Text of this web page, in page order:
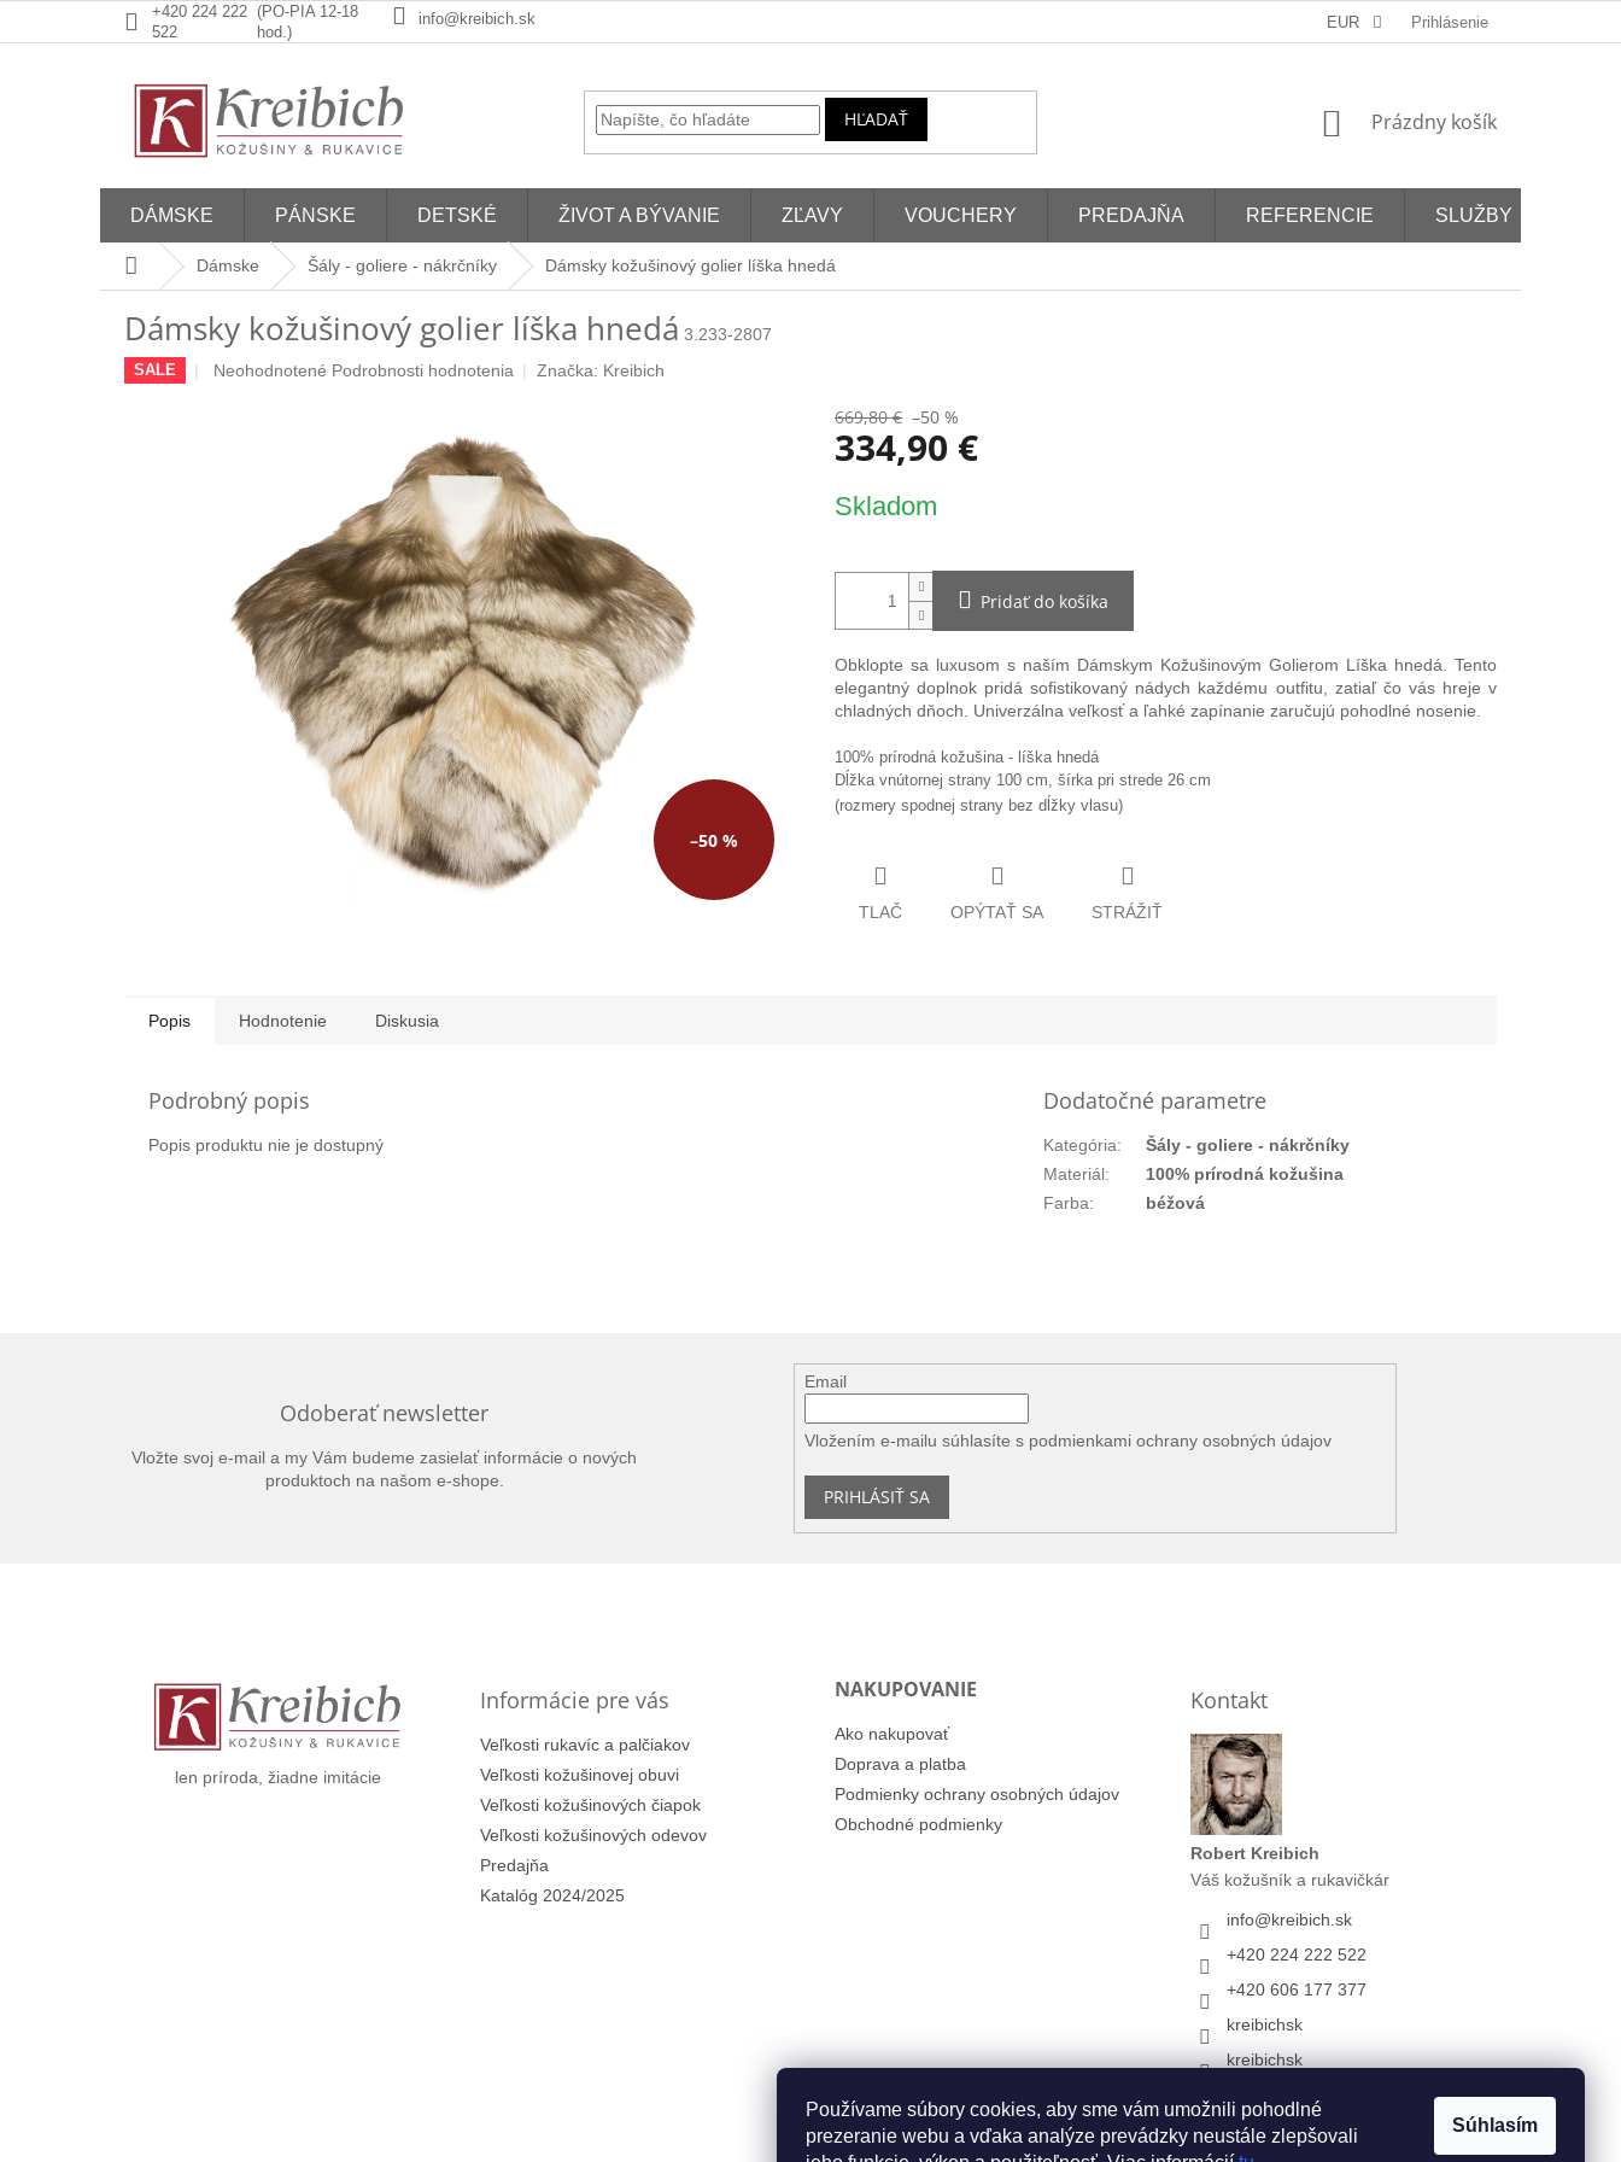
Používame súbory cookies, aby sme vám umožnili pohodlné
prezeranie webu a vďaka analýze prevádzky neustále zlepšovali
Súhlasím
+420 224 222
522
(PO-PIA 12-18
hod.)
info@kreibich.sk EUR Prihlásenie
HĽADAŤ
NÁKUPNÝ
Prázdny košík
DÁMSKE PÁNSKE DETSKÉ ŽIVOT A BÝVANIE ZĽAVY VOUCHERY PREDAJŇA REFERENCIE SLUŽBY
DomovDámske Šály - goliere - nákrčníky Dámsky kožušinový golier líška hnedá
Dámsky kožušinový golier líška hnedá 3.233-2807
SALE
Priemerné
Neohodnotené Podrobnosti hodnotenia Značka: Kreibich
–50 %
669,80 € –50 %
334,90 €
cena:
Skladom
Pridať do košíka
Obklopte sa luxusom s naším Dámskym Kožušinovým Golierom Líška hnedá. Tento
elegantný doplnok pridá sofistikovaný nádych každému outfitu, zatiaľ čo vás hreje v
chladných dňoch. Univerzálna veľkosť a ľahké zapínanie zaručujú pohodlné nosenie.
100% prírodná kožušina - líška hnedá
Dĺžka vnútornej strany 100 cm, šírka pri strede 26 cm
(rozmery spodnej strany bez dĺžky vlasu)
TLAČ OPÝTAŤ SA STRÁŽIŤ
Popis Hodnotenie Diskusia
Podrobný popis
Popis produktu nie je dostupný
Dodatočné parametre
Kategória:
Šály - goliere - nákrčníky
Materiál:
100% prírodná kožušina
Farba: béžová
Odoberať newsletter
Vložte svoj e-mail a my Vám budeme zasielať informácie o nových
produktoch na našom e-shope.
Email
Vložením e-mailu súhlasíte s podmienkami ochrany osobných údajov
PRIHLÁSIŤ SA
len príroda, žiadne imitácie
Informácie pre vás
Veľkosti rukavíc a palčiakov
Veľkosti kožušinovej obuvi
Veľkosti kožušinových čiapok
Veľkosti kožušinových odevov
Predajňa
Katalóg 2024/2025
NAKUPOVANIE
Ako nakupovať
Doprava a platba
Podmienky ochrany osobných údajov
Obchodné podmienky
Kontakt
Robert Kreibich
Váš kožušník a rukavičkár
info@kreibich.sk
+420 224 222 522
+420 606 177 377
kreibichsk
kreibichsk
(iba chat)